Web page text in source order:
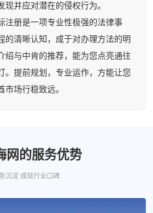
并应对潜在的侵权行为。
册是一项专业性极强的法律事
的清晰认知，成于对办理方法的明
绍与中肯的推荐，能为您点亮通往
。提前规划，专业运作，方能让您
市场行稳致远。
网的服务优势
沉淀 成就行业口碑